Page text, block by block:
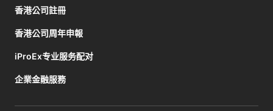
香港公司註冊
香港公司周年申報
iProEx专业服务配对
企業金融服務